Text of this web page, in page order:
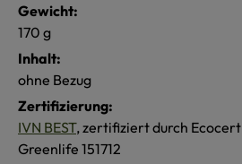
Gewicht:
170 g
Inhalt:
ohne Bezug
Zertifizierung:
IVN BEST, zertifiziert durch Ecocert
Greenlife 151712